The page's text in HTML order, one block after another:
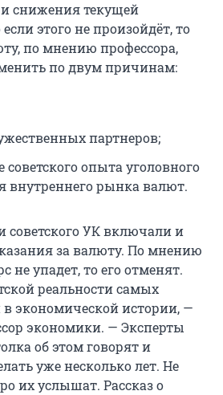
снижения текущей
этого не произойдёт, то
по мнению профессора,
по двум причинам:
партнеров;
советского опыта уголовного
внутреннего рынка валют.
советского УК включали и
за валюту. По мнению
не упадет, то его отменят.
реальности самых
экономической истории, —
экономики. — Эксперты
об этом говорят и
уже несколько лет. Не
их услышат. Рассказ о